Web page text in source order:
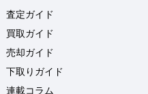
査定ガイド
買取ガイド
売却ガイド
下取りガイド
連載コラム